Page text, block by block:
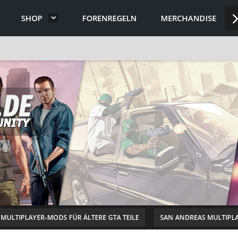
SHOP FORENREGELN MERCHANDISE
MULTIPLAYER-MODS FÜR ÄLTERE GTA TEILE SAN ANDREAS